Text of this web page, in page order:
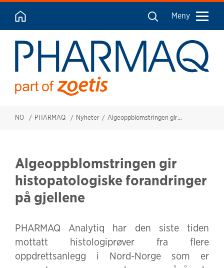
Meny
NO PHARMAQ Nyheter Algeoppblomstringen gir histopatologiske forandringer på gjellene
Algeoppblomstringen gir
histopatologiske forandringer
på gjellene
PHARMAQ Analytiq har den siste tiden
mottatt histologiprøver fra flere
oppdrettsanlegg i Nord-Norge som er